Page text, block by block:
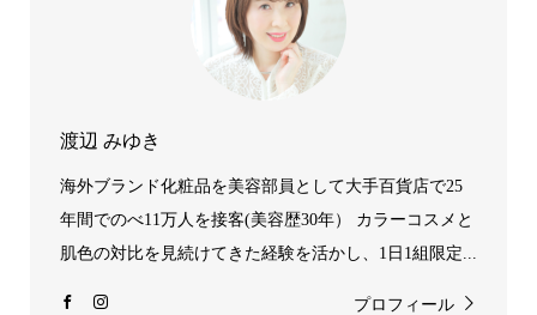
渡辺 みゆき
海外ブランド化粧品を美容部員として大手百貨店で25
年間でのべ11万人を接客(美容歴30年） カラーコスメと
肌色の対比を見続けてきた経験を活かし、1日1組限定...
プロフィール